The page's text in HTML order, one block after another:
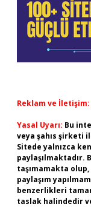
Reklam ve İletişim:
Yasal Uyarı: Bu
veya şahıs şirketi
Sitede yalnızca
taşımamakta
paylaşım
benzerlikleri
taslak halindedir